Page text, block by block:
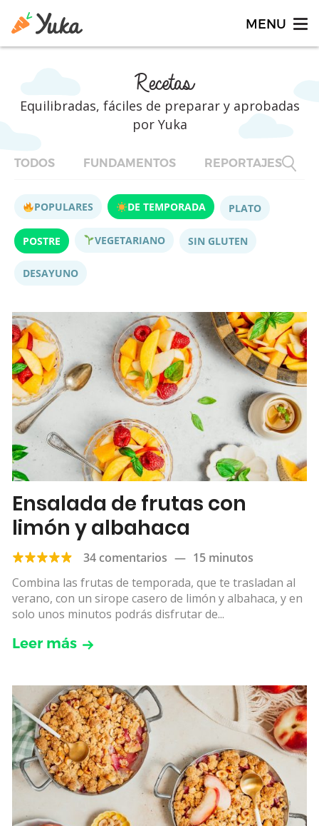
Recetas
Equilibradas, fáciles de preparar y aprobadas
por Yuka
TODOS FUNDAMENTOS REPORTAJES
POPULARES DE TEMPORADA PLATO
POSTRE VEGETARIANO SIN GLUTEN
DESAYUNO
Ensalada de frutas con
limón y albahaca
34 comentarios — 15 minutos
Combina las frutas de temporada, que te trasladan al
verano, con un sirope casero de limón y albahaca, y en
solo unos minutos podrás disfrutar de...
Leer más